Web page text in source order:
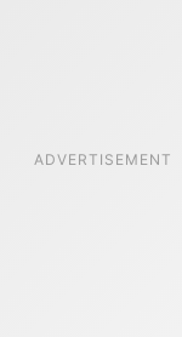
ADVERTISEMENT